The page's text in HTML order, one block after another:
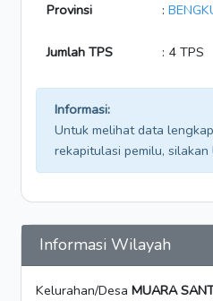
Provinsi :
Jumlah TPS : 4 TPS
Informasi:
Untuk melihat data
rekapitulasi pemilu, silakan
Informasi Wilayah
Kelurahan/Desa MUARA